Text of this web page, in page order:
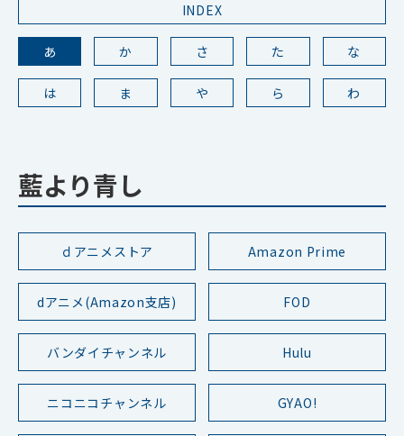
INDEX
あ か さ た な
は ま や ら わ
藍より青し
ｄアニメストア Amazon Prime
dアニメ(Amazon支店) FOD
バンダイチャンネル Hulu
ニコニコチャンネル GYAO!